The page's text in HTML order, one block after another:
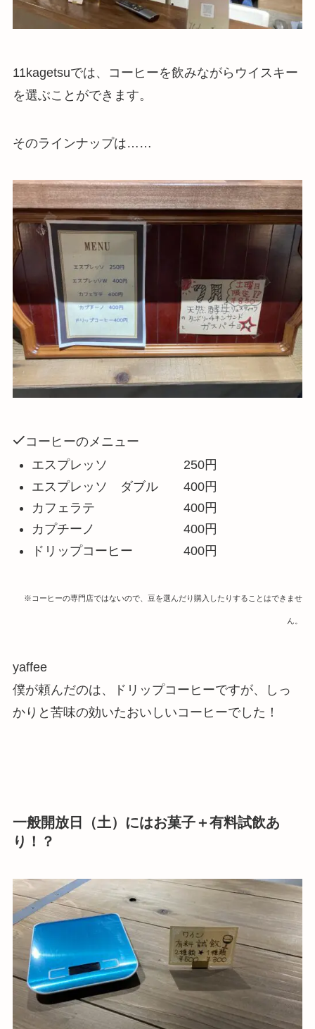
11kagetsuでは、コーヒーを飲みながらウイスキー
を選ぶことができます。
そのラインナップは……
コーヒーのメニュー
エスプレッソ 250円
エスプレッソ ダブル 400円
カフェラテ 400円
カプチーノ 400円
ドリップコーヒー 400円
※コーヒーの専門店ではないので、豆を選んだり購入したりすることはできませ
ん。
yaffee
僕が頼んだのは、ドリップコーヒーですが、しっ
かりと苦味の効いたおいしいコーヒーでした！
一般開放日（土）にはお菓子＋有料試飲あ
り！？